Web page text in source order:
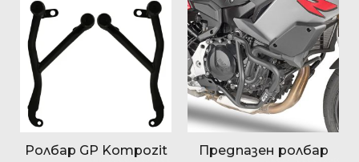
Ролбар GP Kompozit
Предпазен ролбар